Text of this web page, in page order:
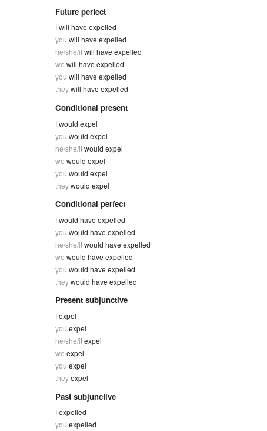
Future perfect
Iwill have expelled
you will have expelled
he/she/itwill have expelled
we will have expelled
you will have expelled
theywill have expelled
Conditional present
Iwould expel
you would expel
he/she/itwould expel
we would expel
you would expel
theywould expel
Conditional perfect
Iwould have expelled
you would have expelled
he/she/itwould have expelled
we would have expelled
you would have expelled
theywould have expelled
Present subjunctive
Iexpel
you expel
he/she/itexpel
we expel
you expel
theyexpel
Past subjunctive
Iexpelled
you expelled